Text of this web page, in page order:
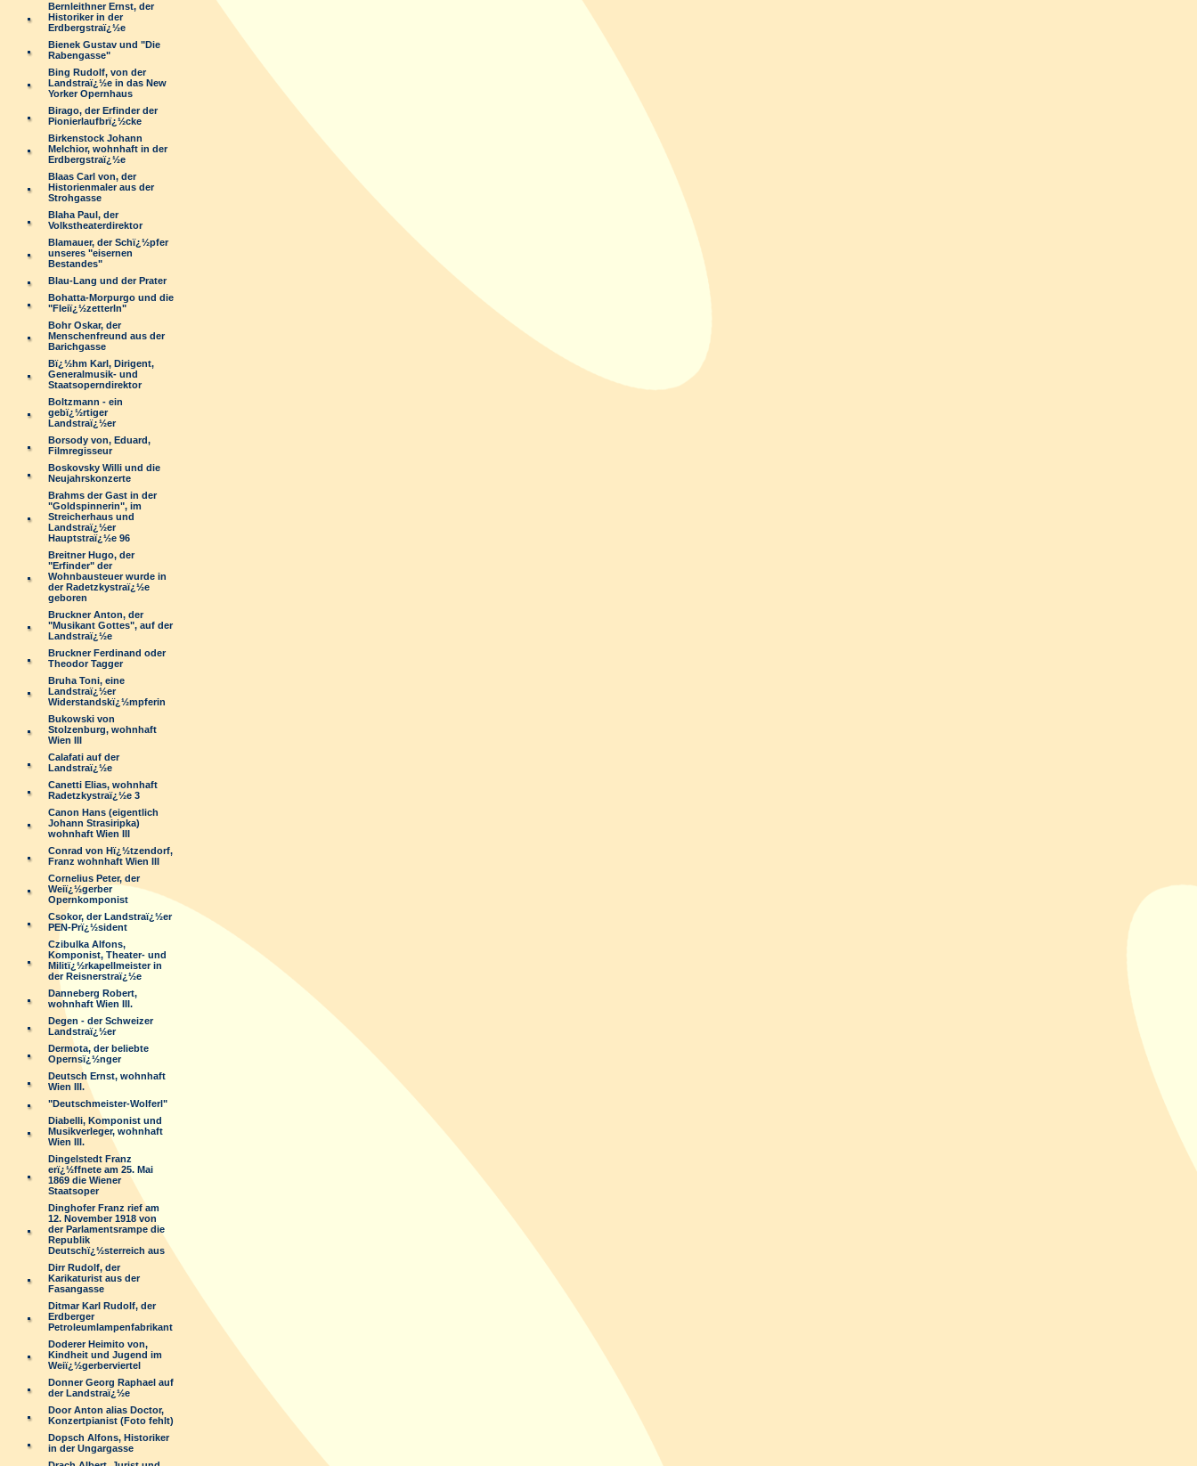
Bernleithner Ernst, der
Historiker in der
Erdbergstraï¿½e
Bienek Gustav und "Die
Rabengasse"
Bing Rudolf, von der
Landstraï¿½e in das New
Yorker Opernhaus
Birago, der Erfinder der
Pionierlaufbrï¿½cke
Birkenstock Johann
Melchior, wohnhaft in der
Erdbergstraï¿½e
Blaas Carl von, der
Historienmaler aus der
Strohgasse
Blaha Paul, der
Volkstheaterdirektor
Blamauer, der Schï¿½pfer
unseres "eisernen
Bestandes"
Blau-Lang und der Prater
Bohatta-Morpurgo und die
"Fleiï¿½zetterln"
Bohr Oskar, der
Menschenfreund aus der
Barichgasse
Bï¿½hm Karl, Dirigent,
Generalmusik- und
Staatsoperndirektor
Boltzmann - ein
gebï¿½rtiger
Landstraï¿½er
Borsody von, Eduard,
Filmregisseur
Boskovsky Willi und die
Neujahrskonzerte
Brahms der Gast in der
"Goldspinnerin", im
Streicherhaus und
Landstraï¿½er
Hauptstraï¿½e 96
Breitner Hugo, der
"Erfinder" der
Wohnbausteuer wurde in
der Radetzkystraï¿½e
geboren
Bruckner Anton, der
"Musikant Gottes", auf der
Landstraï¿½e
Bruckner Ferdinand oder
Theodor Tagger
Bruha Toni, eine
Landstraï¿½er
Widerstandskï¿½mpferin
Bukowski von
Stolzenburg, wohnhaft
Wien III
Calafati auf der
Landstraï¿½e
Canetti Elias, wohnhaft
Radetzkystraï¿½e 3
Canon Hans (eigentlich
Johann Strasiripka)
wohnhaft Wien III
Conrad von Hï¿½tzendorf,
Franz wohnhaft Wien III
Cornelius Peter, der
Weiï¿½gerber
Opernkomponist
Csokor, der Landstraï¿½er
PEN-Prï¿½sident
Czibulka Alfons,
Komponist, Theater- und
Militï¿½rkapellmeister in
der Reisnerstraï¿½e
Danneberg Robert,
wohnhaft Wien III.
Degen - der Schweizer
Landstraï¿½er
Dermota, der beliebte
Opernsï¿½nger
Deutsch Ernst, wohnhaft
Wien III.
"Deutschmeister-Wolferl"
Diabelli, Komponist und
Musikverleger, wohnhaft
Wien III.
Dingelstedt Franz
erï¿½ffnete am 25. Mai
1869 die Wiener
Staatsoper
Dinghofer Franz rief am
12. November 1918 von
der Parlamentsrampe die
Republik
Deutschï¿½sterreich aus
Dirr Rudolf, der
Karikaturist aus der
Fasangasse
Ditmar Karl Rudolf, der
Erdberger
Petroleumlampenfabrikant
Doderer Heimito von,
Kindheit und Jugend im
Weiï¿½gerberviertel
Donner Georg Raphael auf
der Landstraï¿½e
Door Anton alias Doctor,
Konzertpianist (Foto fehlt)
Dopsch Alfons, Historiker
in der Ungargasse